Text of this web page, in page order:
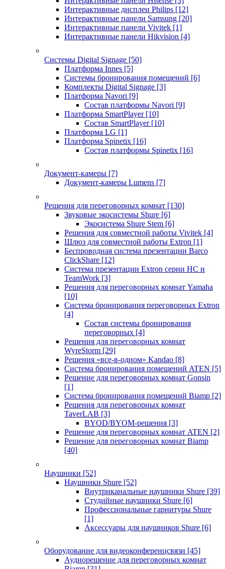
Интерактивные дисплеи Philips [12]
Интерактивные панели Samsung [20]
Интерактивные панели Vivitek [1]
Интерактивные панели Hikvision [4]
Системы Digital Signage [50]
Платформа Innes [5]
Системы бронирования помещений [6]
Комплекты Digital Signage [3]
Платформа Navori [9]
Состав платформы Navori [9]
Платформа SmartPlayer [10]
Состав SmartPlayer [10]
Платформа LG [1]
Платформа Spinetix [16]
Состав платформы Spinetix [16]
Документ-камеры [7]
Документ-камеры Lumens [7]
Решения для переговорных комнат [130]
Звуковые экосистемы Shure [6]
Экосистема Shure Stem [6]
Решения для совместной работы Vivitek [4]
Шлюз для совместной работы Extron [1]
Беспроводная система презентации Barco
ClickShare [12]
Система презентации Extron серии HC и
TeamWork [3]
Решения для переговорных комнат Yamaha
[10]
Система бронирования переговорных Extron
[4]
Состав системы бронирования
переговорных [4]
Решения для переговорных комнат
WyreStorm [29]
Решения «все-в-одном» Kandao [8]
Система бронирования помещений ATEN [5]
Решение для переговорных комнат Gonsin
[1]
Система бронирования помещений Biamp [2]
Решения для переговорных комнат
TaverLAB [3]
BYOD/BYOM-решения [3]
Решение для переговорных комнат ATEN [2]
Решение для переговорных комнат Biamp
[40]
Наушники [52]
Наушники Shure [52]
Внутриканальные наушники Shure [39]
Студийные наушники Shure [6]
Профессиональные гарнитуры Shure
[1]
Аксессуары для наушников Shure [6]
Оборудование для видеоконференцсвязи [45]
Аудиорешение для переговорных комнат